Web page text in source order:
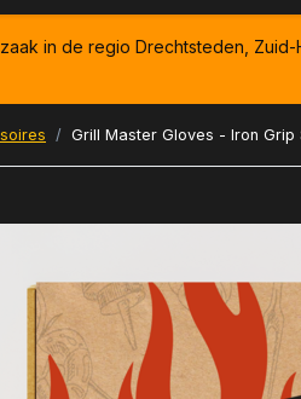
in de regio Drechtsteden,
Grill Master Gloves - Iron